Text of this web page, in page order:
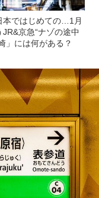
本ではじめての…1月
JR&京急“ナゾの途中
」には何がある？